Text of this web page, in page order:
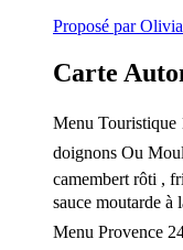
Proposé par
Carte
Menu Touristique
doignons Ou
camembert rôti ,
sauce moutarde
Menu Provence